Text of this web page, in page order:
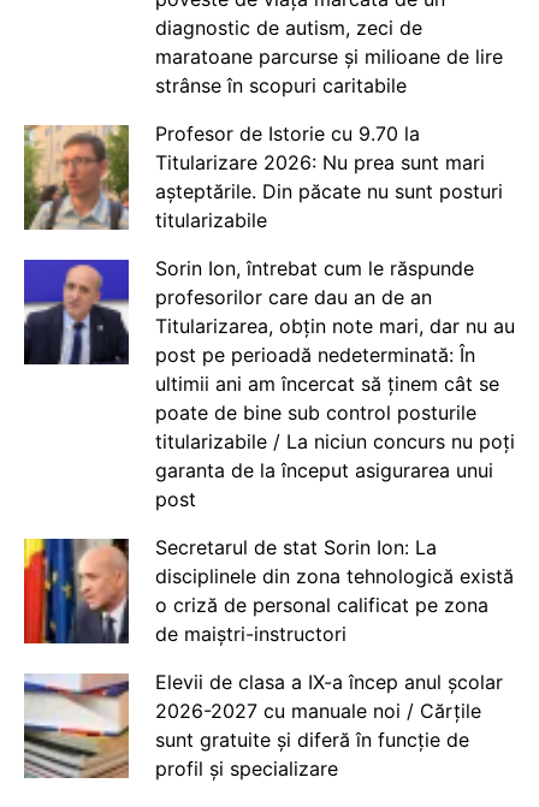
diagnostic de autism, zeci de
maratoane parcurse și milioane de lire
strânse în scopuri caritabile
Profesor de Istorie cu 9.70 la
Titularizare 2026: Nu prea sunt mari
așteptările. Din păcate nu sunt posturi
titularizabile
Sorin Ion, întrebat cum le răspunde
profesorilor care dau an de an
Titularizarea, obțin note mari, dar nu au
post pe perioadă nedeterminată: În
ultimii ani am încercat să ținem cât se
poate de bine sub control posturile
titularizabile / La niciun concurs nu poți
garanta de la început asigurarea unui
post
Secretarul de stat Sorin Ion: La
disciplinele din zona tehnologică există
o criză de personal calificat pe zona
de maiștri-instructori
Elevii de clasa a IX-a încep anul școlar
2026-2027 cu manuale noi / Cărțile
sunt gratuite și diferă în funcție de
profil și specializare